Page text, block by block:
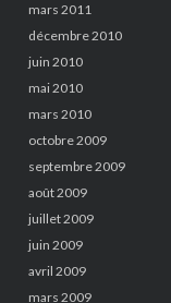
mars 2011
décembre 2010
juin 2010
mai 2010
mars 2010
octobre 2009
septembre 2009
août 2009
juillet 2009
juin 2009
avril 2009
mars 2009